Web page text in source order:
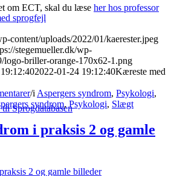
sprogfejl
Sprogdatabasen
om ECT, skal du læse her hos professor
content/uploads/2022/01/kaerester.jpeg
stegemueller.dk/wp-
logo-briller-orange-170x62-1.png
2022-01-24 19:12:40Kæreste med
/i Aspergers syndrom, Psykologi,
syndrom, Psykologi, Slægt
i praksis 2 og gamle